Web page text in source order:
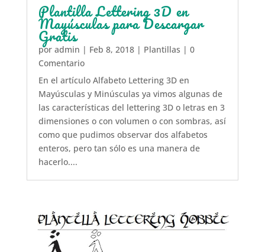
Plantilla Lettering 3D en
Mayúsculas para Descargar
Gratis
por admin | Feb 8, 2018| Plantillas | 0
Comentario
En el artículo Alfabeto Lettering 3D en
Mayúsculas y Minúsculas ya vimos algunas de
las características del lettering 3D o letras en 3
dimensiones o con volumen o con sombras, así
como que pudimos observar dos alfabetos
enteros, pero tan sólo es una manera de
hacerlo....